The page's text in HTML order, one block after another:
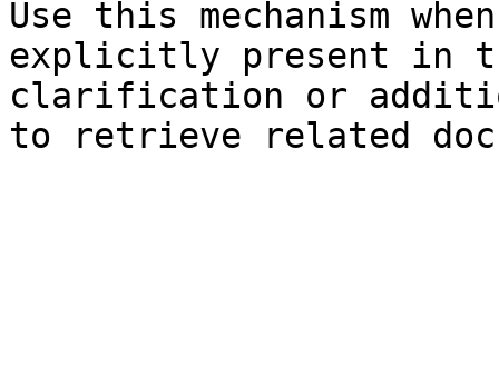
Use this mechanism
explicitly present in
clarification or